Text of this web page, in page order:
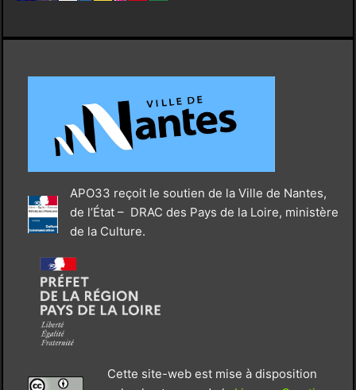
APO33 reçoit le soutien de la Ville de Nantes,
de l’État – DRAC des Pays de la Loire, ministère
de la Culture.
Cette site-web est mise à disposition